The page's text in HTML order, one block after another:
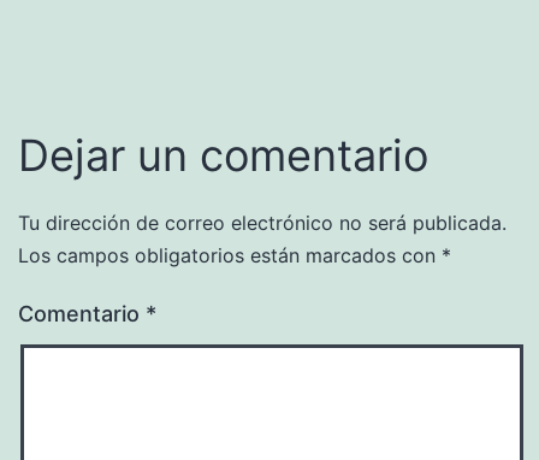
Dejar un comentario
Tu dirección de correo electrónico no será publicada.
Los campos obligatorios están marcados con *
Comentario *